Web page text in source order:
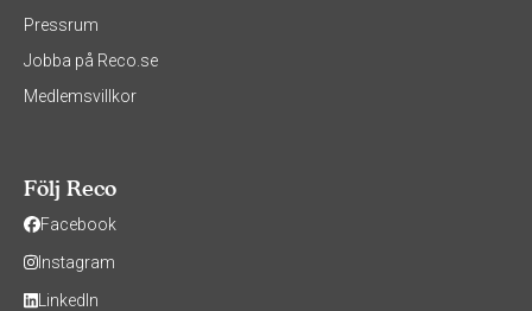
Pressrum
Jobba på Reco.se
Medlemsvillkor
Följ Reco
Facebook
Instagram
LinkedIn